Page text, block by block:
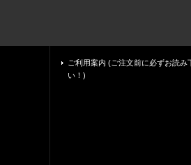
ご利用案内 (ご注文前に必ずお読み
い！)